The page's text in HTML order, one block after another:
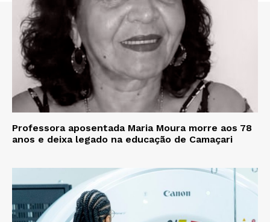
Professora aposentada Maria Moura morre aos 78
anos e deixa legado na educação de Camaçari